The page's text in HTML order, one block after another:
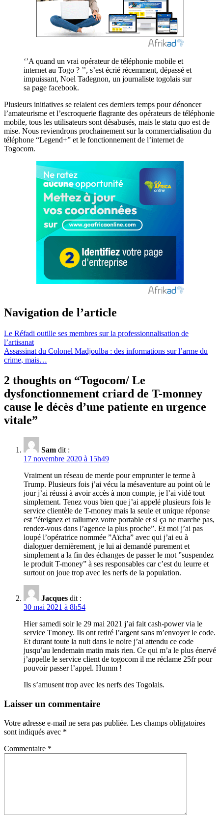
‘’A quand un vrai opérateur de téléphonie mobile et
internet au Togo ? ’’, s’est écrié récemment, dépassé et
impuissant, Noel Tadegnon, un journaliste togolais sur
sa page facebook.
Plusieurs initiatives se relaient ces derniers temps pour dénoncer
l’amateurisme et l’escroquerie flagrante des opérateurs de téléphonie
mobile, tous les utilisateurs sont désabusés, mais le statu quo est de
mise. Nous reviendrons prochainement sur la commercialisation du
téléphone “Legend+” et le fonctionnement de l’internet de
Togocom.
Navigation de l’article
Le Réfadi outille ses membres sur la professionnalisation de
l’artisanat
Assassinat du Colonel Madjoulba : des informations sur l’arme du
crime, mais…
2 thoughts on “Togocom/ Le
dysfonctionnement criard de T-monney
cause le décès d’une patiente en urgence
vitale”
Sam dit :
17 novembre 2020 à 15h49
Vraiment un réseau de merde pour emprunter le terme à
Trump. Plusieurs fois j’ai vécu la mésaventure au point où le
jour j’ai réussi à avoir accès à mon compte, je l’ai vidé tout
simplement. Tenez vous bien que j’ai appelé plusieurs fois le
service clientèle de T-money mais la seule et unique réponse
est ”éteignez et rallumez votre portable et si ça ne marche pas,
rendez-vous dans l’agence la plus proche”. Et moi j’ai pas
loupé l’opératrice nommée ”Aïcha” avec qui j’ai eu à
dialoguer dernièrement, je lui ai demandé purement et
simplement a la fin des échanges de passer le mot ”suspendez
le produit T-money” à ses responsables car c’est du leurre et
surtout on joue trop avec les nerfs de la population.
Jacques dit :
30 mai 2021 à 8h54
Hier samedi soir le 29 mai 2021 j’ai fait cash-power via le
service Tmoney. Ils ont retiré l’argent sans m’envoyer le code.
Et durant toute la nuit dans le noire j’ai attendu ce code
jusqu’au lendemain matin mais rien. Ce qui m’a le plus énervé
j’appelle le service client de togocom il me réclame 25fr pour
pouvoir passer l’appel. Humm !
Ils s’amusent trop avec les nerfs des Togolais.
Laisser un commentaire
Votre adresse e-mail ne sera pas publiée. Les champs obligatoires
sont indiqués avec *
Commentaire *